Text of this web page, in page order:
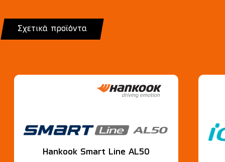
Σχετικά προϊόντα
Hankook Smart Line AL50